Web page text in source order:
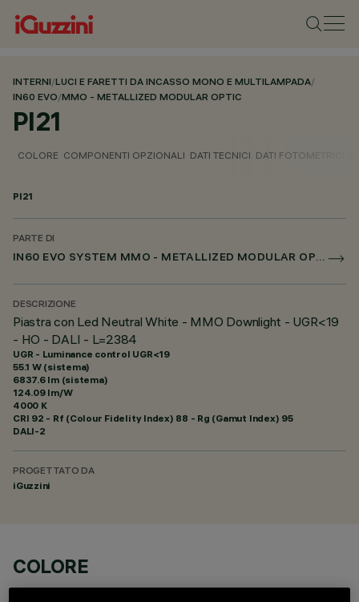
INTERNI/LUCI E FARETTI DA INCASSO MONO E MULTILAMPADA/
IN60 EVO/MMO - METALLIZED MODULAR OPTIC
PI21
COLORE COMPONENTI OPZIONALI DATI TECNICI DATI FOTOMETRICI
PI21
PARTE DI
IN60 EVO SYSTEM MMO - METALLIZED MODULAR OPTIC
DESCRIZIONE
Piastra con Led Neutral White - MMO Downlight - UGR<19
- HO - DALI - L=2384
UGR - Luminance control UGR<19
55.1 W (sistema)
6837.6 lm (sistema)
124.09 lm/W
4000 K
CRI 92 - Rf (Colour Fidelity Index) 88 - Rg (Gamut Index) 95
DALI-2
PROGETTATO DA
iGuzzini
COLORE